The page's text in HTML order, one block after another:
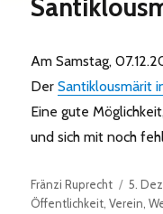
Am Samstag,
DerSantiklousmärit
Eine gute
und sich mit noch
Autor
Fränzi Ruprecht
am
5.
Öffentlichkeit ,Verein ,